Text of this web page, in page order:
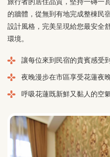
旅行者的居住品質，堅持一磚一
的牆體，從無到有地完成整棟民
設計風格，完美呈現給您最安全
環境。
讓每位來到民宿的貴賓感受
夜晚漫步在市區享受花蓮夜
呼吸花蓮既新鮮又黏人的空